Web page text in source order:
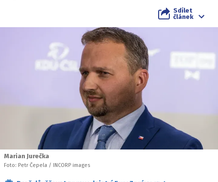
Sdílet
článek
Marian Jurečka
Foto: Petr Čepela / INCORP images